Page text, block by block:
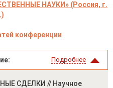
НАУКИ» (Россия, г.
конференции
Подробнее
СДЕЛКИ // Научное